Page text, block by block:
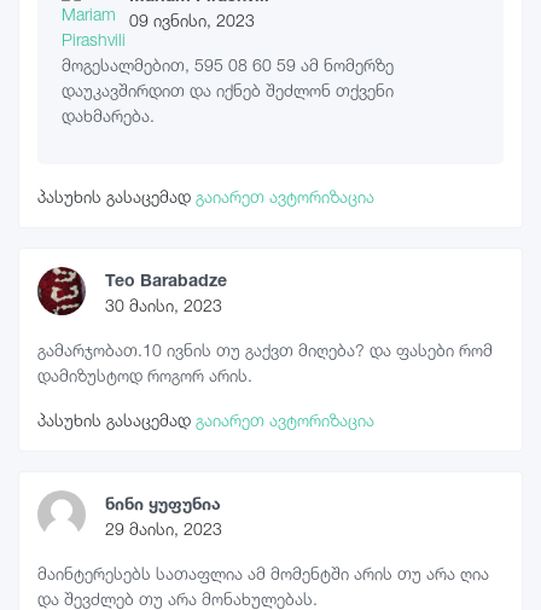
09 ივნისი, 2023
მოგესალმებით, 595 08 60 59 ამ ნომერზე
დაუკავშირდით და იქნებ შეძლონ თქვენი
დახმარება.
პასუხის გასაცემად გაიარეთ ავტორიზაცია
Teo Barabadze
30 მაისი, 2023
გამარჯობათ.10 ივნის თუ გაქვთ მიღება? და ფასები რომ
დამიზუსტოდ როგორ არის.
პასუხის გასაცემად გაიარეთ ავტორიზაცია
ნინი ყუფუნია
29 მაისი, 2023
მაინტერესებს სათაფლია ამ მომენტში არის თუ არა ღია
და შევძლებ თუ არა მონახულებას.